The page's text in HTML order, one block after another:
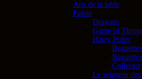
Arts de la table
Faërie
Dragons
Game of
Harry Potter
Collector
Le seigneur